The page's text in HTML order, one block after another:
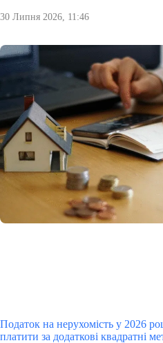
30 Липня 2026, 11:46
Податок на нерухомість у 2026
платити за додаткові квадратні